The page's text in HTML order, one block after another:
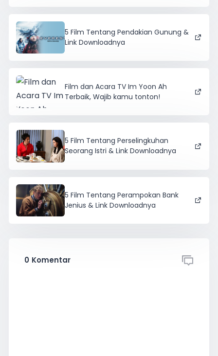
5 Film Tentang Pendakian Gunung &
Link Downloadnya
Film dan Acara TV Im Yoon Ah
Terbaik, Wajib kamu tonton!
5 Film Tentang Perselingkuhan
Seorang Istri & Link Downloadnya
5 Film Tentang Perampokan Bank
Jenius & Link Downloadnya
0 Komentar